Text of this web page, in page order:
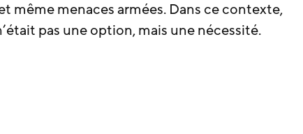
même menaces armées. Dans ce contexte,
pas une option, mais une nécessité.